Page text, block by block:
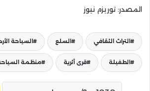
المصدر: توريزم نيوز
التراث الثقافي السلع السياحة
الطفيلة قرى أثرية منظمة